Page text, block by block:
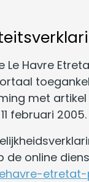
Le Havre
met
februari 2005.
de online